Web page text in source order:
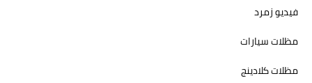
فيديو زمرد
مظلات سيارات
مظلات كلادينج